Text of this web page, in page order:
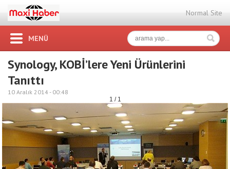
Normal Site
MENÜ
Synology, KOBİ’lere Yeni Ürünlerini
Tanıttı
10 Aralık 2014 - 00:48
1 / 1